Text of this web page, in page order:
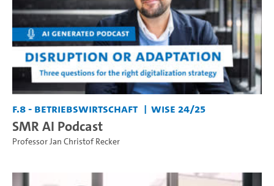
F.8 - Betriebswirtschaft WiSe 24/25
SMR AI Podcast
Professor Jan Christof Recker